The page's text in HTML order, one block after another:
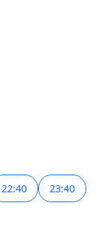
22:40 23:40